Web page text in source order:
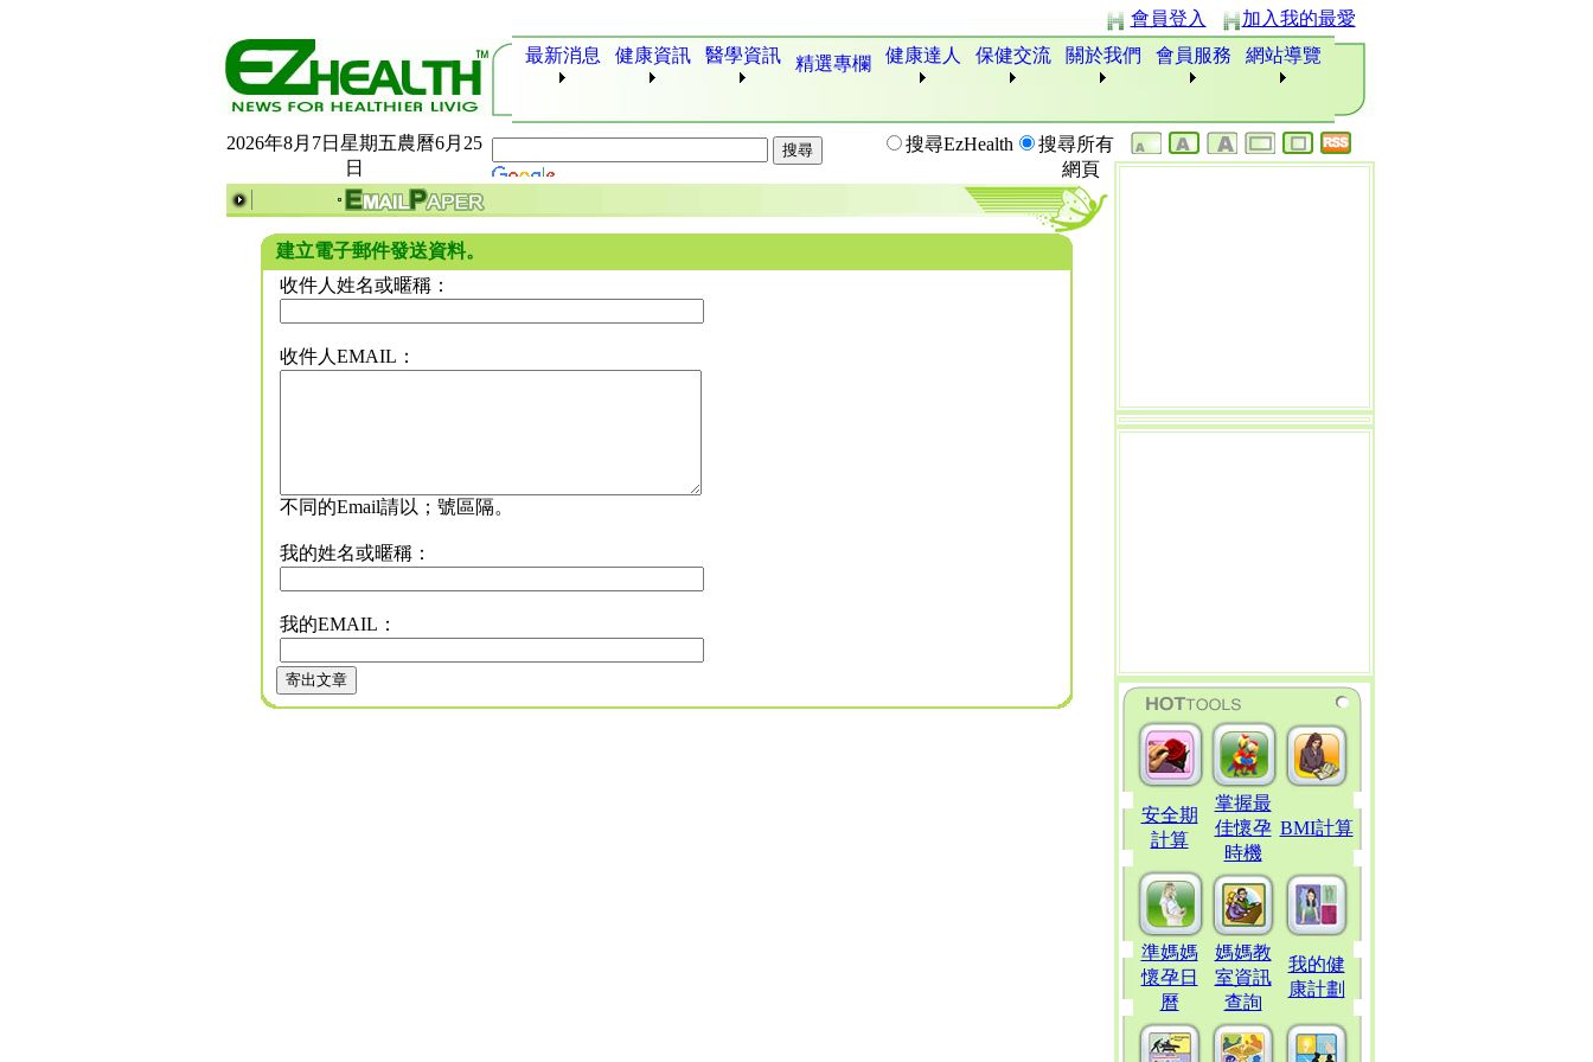
會員登入
加入我的最愛
最新消息
健康資訊 醫學資訊 精選專欄 健康達人 保健交流 關於我們 會員服務 網站導覽
2026年8月7日星期五農曆6月25
日
搜尋EzHealth
搜尋所有
網頁
建立電子郵件發送資料。
收件人姓名或暱稱：
收件人EMAIL：
不同的Email請以；號區隔。
我的姓名或暱稱：
我的EMAIL：
安全期
計算
掌握最
佳懷孕
時機
BMI計算
準媽媽
懷孕日
曆
媽媽教
室資訊
查詢
我的健
康計劃